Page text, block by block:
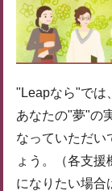
"Leapなら"では
あなたの"夢"の
なっていただい
ょう。（各支援
になりたい場合